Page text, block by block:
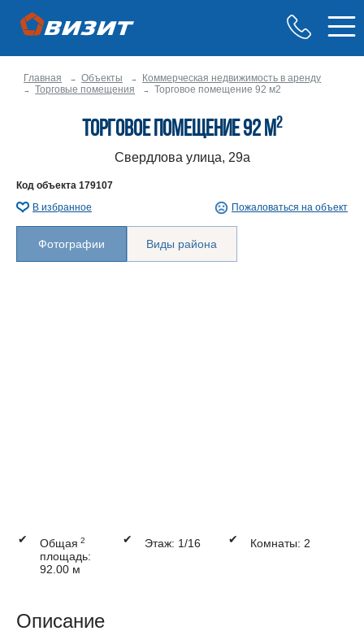
Главная Объекты
Коммерческая недвижимость в аренду
Торговые помещения
Торговое помещение 92 м2
Торговое помещение 92 м2
Свердлова улица, 29а
Код объекта 179107
В избранное
Пожаловаться на объект
Фотографии Виды района
✔
Общая
площадь:
92.00 м
2 ✔ Этаж: 1/16 ✔ Комнаты: 2
Описание